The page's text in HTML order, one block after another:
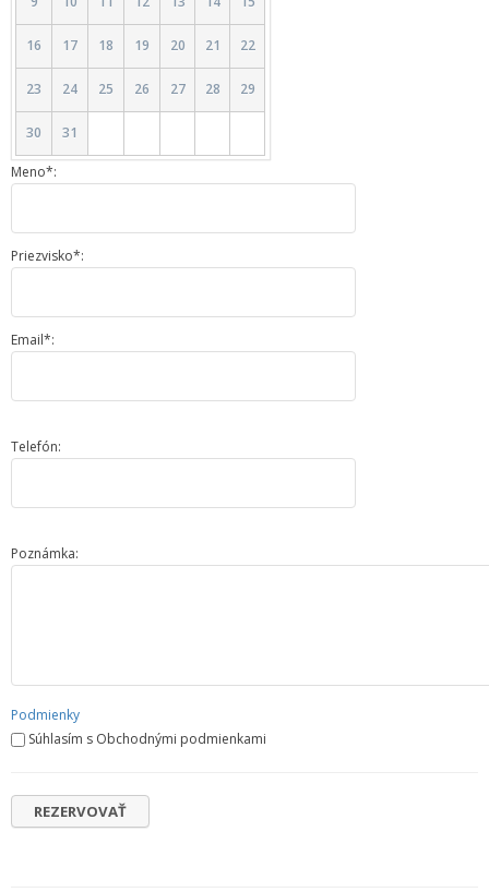
16 17 18 19 20 21 22
23 24 25 26 27 28 29
30 31
Meno*:
Priezvisko*:
Email*:
Telefón:
Poznámka:
Podmienky
Súhlasím s Obchodnými podmienkami